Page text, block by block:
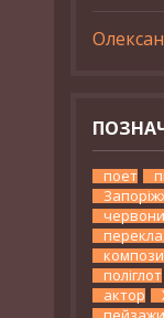
поет
поліглот
актор